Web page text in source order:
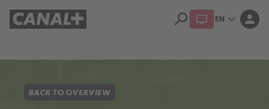
search EN expand_more person
BACK TO OVERVIEW